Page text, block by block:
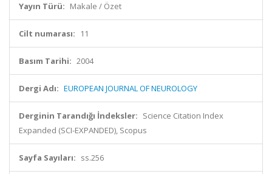
Yayın Türü: Makale / Özet
Cilt numarası: 11
Basım Tarihi: 2004
Dergi Adı: EUROPEAN JOURNAL OF NEUROLOGY
Derginin Tarandığı İndeksler: Science Citation Index
Expanded (SCI-EXPANDED), Scopus
Sayfa Sayıları: ss.256